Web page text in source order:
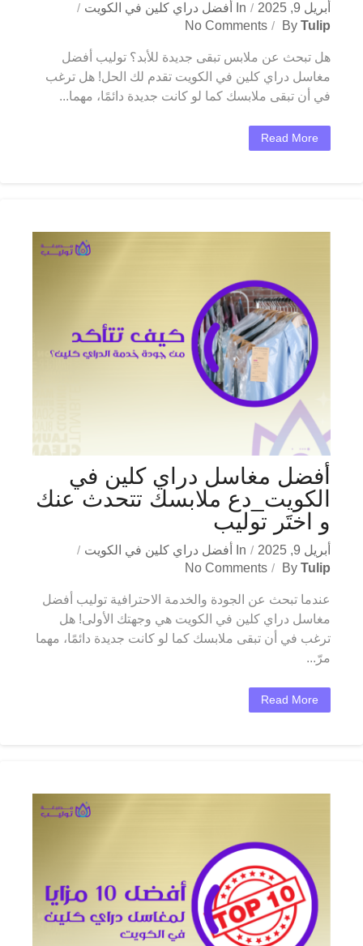
أبريل 9, 2025 In
أفضل دراي كلين في الكويت
By Tulip
No Comments
هل تبحث عن ملابس تبقى جديدة للأبد؟ توليب أفضل
مغاسل دراي كلين في الكويت تقدم لك الحل! هل ترغب
في أن تبقى ملابسك كما لو كانت جديدة دائمًا، مهما...
Read More
أفضل مغاسل دراي كلين في
الكويت_دع ملابسك تتحدث عنك
و اختَر توليب
أبريل 9, 2025 In
أفضل دراي كلين في الكويت
By Tulip
No Comments
عندما تبحث عن الجودة والخدمة الاحترافية توليب أفضل
مغاسل دراي كلين في الكويت هي وجهتك الأولى! هل
ترغب في أن تبقى ملابسك كما لو كانت جديدة دائمًا، مهما
مرّ...
Read More